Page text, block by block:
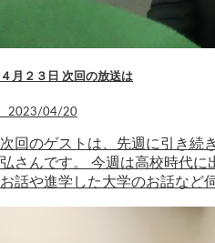
４月２３日 次回の放送は
2023/04/20
次回のゲストは、先週に引き続
弘さんです。 今週は高校時代に
お話や進学した大学のお話など